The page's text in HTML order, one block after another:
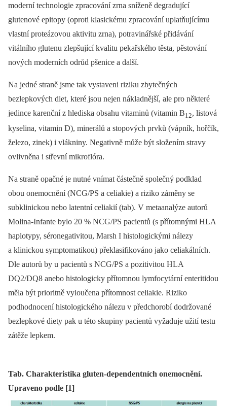
moderní technologie zpracování zrna sníženě degradující
glutenové epitopy (oproti klasickému zpracování uplatňujícímu
vlastní proteázovou aktivitu zrna), potravinářské přidávání
vitálního glutenu zlepšující kvalitu pekařského těsta, pěstování
nových moderních odrůd pšenice a další.
Na jedné straně jsme tak vystaveni riziku zbytečných
bezlepkových diet, které jsou nejen nákladnější, ale pro některé
jedince karenční z hlediska obsahu vitaminů (vitamin B12, listová
kyselina, vitamin D), minerálů a stopových prvků (vápník, hořčík,
železo, zinek) i vlákniny. Negativně může být složením stravy
ovlivněna i střevní mikroflóra.
Na straně opačné je nutné vnímat částečně společný podklad
obou onemocnění (NCG/PS a celiakie) a riziko záměny se
subklinickou nebo latentní celiakií (tab). V metaanalýze autorů
Molina-Infante bylo 20 % NCG/PS pacientů (s přítomnými HLA
haplotypy, séronegativitou, Marsh I histologickými nálezy
a klinickou symptomatikou) překlasifikováno jako celiakálních.
Dle autorů by u pacientů s NCG/PS a pozitivitou HLA
DQ2/DQ8 anebo histologicky přítomnou lymfocytární enteritidou
měla být prioritně vyloučena přítomnost celiakie. Riziko
podhodnocení histologického nálezu v předchorobí dodržované
bezlepkové diety pak u této skupiny pacientů vyžaduje užití testu
zátěže lepkem.
Tab. Charakteristika gluten-dependentních onemocnění.
Upraveno podle [1]